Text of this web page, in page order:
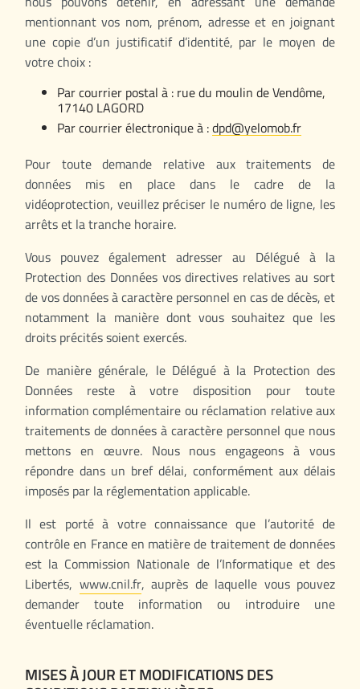
mentionnant vos nom, prénom, adresse et en joignant
une copie d’un justificatif d’identité, par le moyen de
votre choix :
Par courrier postal à : rue du moulin de Vendôme,
17140 LAGORD
Par courrier électronique à :dpd@yelomob.fr
Pour toute demande relative aux traitements de
données mis en place dans le cadre de la
vidéoprotection, veuillez préciser le numéro de ligne, les
arrêts et la tranche horaire.
Vous pouvez également adresser au Délégué à la
Protection des Données vos directives relatives au sort
de vos données à caractère personnel en cas de décès, et
notamment la manière dont vous souhaitez que les
droits précités soient exercés.
De manière générale, le Délégué à la Protection des
Données reste à votre disposition pour toute
information complémentaire ou réclamation relative aux
traitements de données à caractère personnel que nous
mettons en œuvre. Nous nous engageons à vous
répondre dans un bref délai, conformément aux délais
imposés par la réglementation applicable.
Il est porté à votre connaissance que l’autorité de
contrôle en France en matière de traitement de données
est la Commission Nationale de l’Informatique et des
Libertés, www.cnil.fr, auprès de laquelle vous pouvez
demander toute information ou introduire une
éventuelle réclamation.
MISES À JOUR ET MODIFICATIONS DES